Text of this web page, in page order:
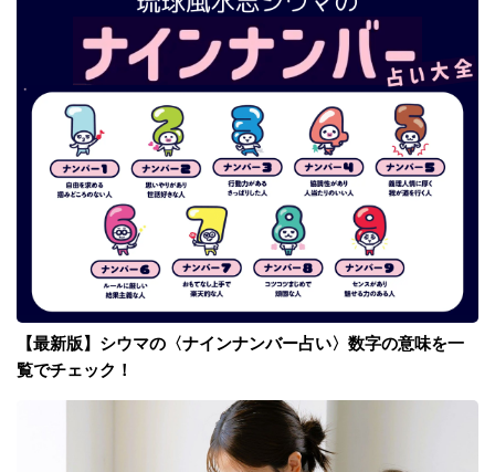
【最新版】シウマの〈ナインナンバー占い〉数字の意味を一
覧でチェック！